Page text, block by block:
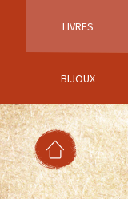
LIVRES
BIJOUX